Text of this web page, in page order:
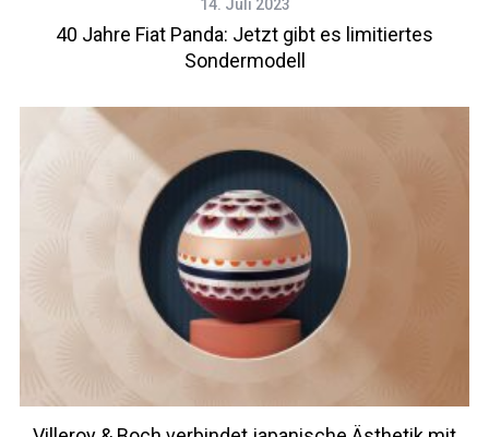
14. Juli 2023
40 Jahre Fiat Panda: Jetzt gibt es limitiertes
Sondermodell